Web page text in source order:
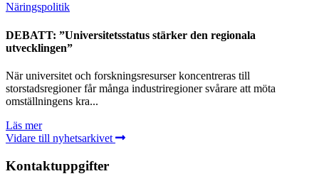
Näringspolitik
DEBATT: ”Universitetsstatus stärker den regionala
utvecklingen”
När universitet och forskningsresurser koncentreras till
storstadsregioner får många industriregioner svårare att möta
omställningens kra...
Läs mer
Vidare till nyhetsarkivet
Kontaktuppgifter